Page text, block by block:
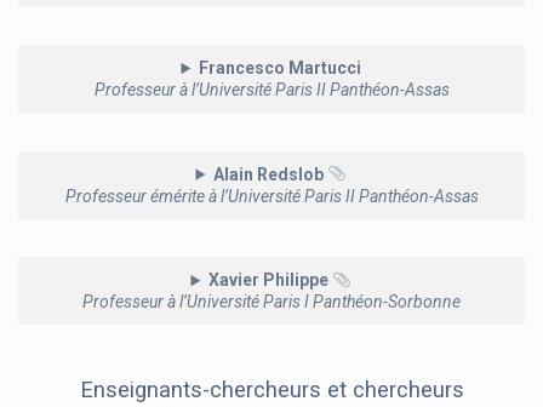
Francesco Martucci
Professeur à l’Université Paris II Panthéon-Assas
Alain Redslob
Professeur émérite à l’Université Paris II Panthéon-Assas
Xavier Philippe
Professeur à l’Université Paris I Panthéon-Sorbonne
Enseignants-chercheurs et chercheurs